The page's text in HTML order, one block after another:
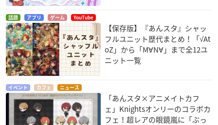
話題 アプリ ゲーム YouTube
【保存版】『あんスタ』シャッ
フルユニット歴代まとめ！「√At
oZ」から「M∀N∀」まで全12ユ
ニット一覧
イベント カフェ ニュース
「あんスタ×アニメイトカフ
ェ」Knightsオンリーのコラボカ
フェ！超レアの眼鏡嵐に「ぶっ